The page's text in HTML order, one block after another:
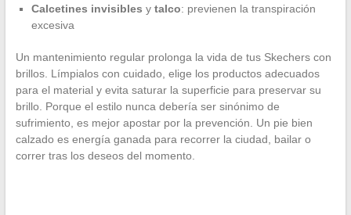
Calcetines invisibles y talco: previenen la transpiración
excesiva
Un mantenimiento regular prolonga la vida de tus Skechers con
brillos. Límpialos con cuidado, elige los productos adecuados
para el material y evita saturar la superficie para preservar su
brillo. Porque el estilo nunca debería ser sinónimo de
sufrimiento, es mejor apostar por la prevención. Un pie bien
calzado es energía ganada para recorrer la ciudad, bailar o
correr tras los deseos del momento.